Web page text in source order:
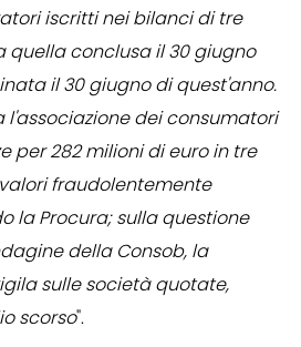
iscritti nei bilanci di tre
quella conclusa il 30 giugno
il 30 giugno di quest'anno.
dei consumatori
per 282 milioni di euro in tre
fraudolentemente
la Procura; sulla questione
della Consob, la
sulle società quotate,
scorso".